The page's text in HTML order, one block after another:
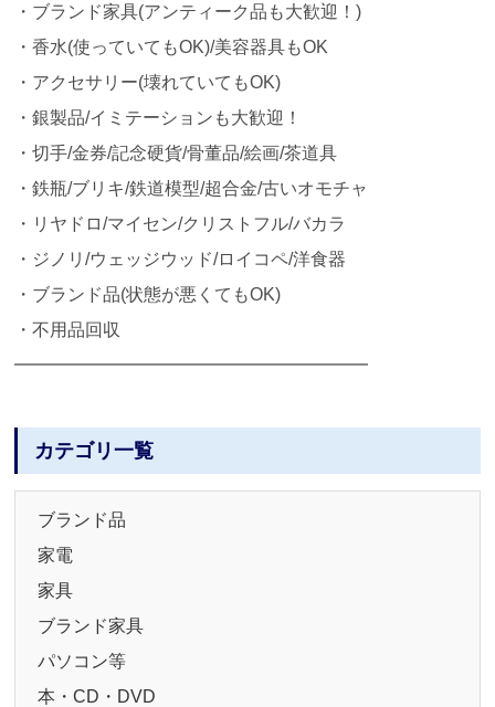
・ブランド家具(アンティーク品も大歓迎！)
・香水(使っていてもOK)/美容器具もOK
・アクセサリー(壊れていてもOK)
・銀製品/イミテーションも大歓迎！
・切手/金券/記念硬貨/骨董品/絵画/茶道具
・鉄瓶/ブリキ/鉄道模型/超合金/古いオモチャ
・リヤドロ/マイセン/クリストフル/バカラ
・ジノリ/ウェッジウッド/ロイコペ/洋食器
・ブランド品(状態が悪くてもOK)
・不用品回収
━━━━━━━━━━━━━━━━━━━━
カテゴリ一覧
ブランド品
家電
家具
ブランド家具
パソコン等
本・CD・DVD